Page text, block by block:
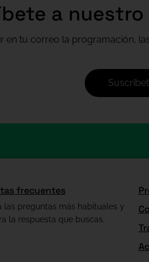
a
en tu correo la programación,
frecuentes
las preguntas más habituales y
la respuesta que buscas.